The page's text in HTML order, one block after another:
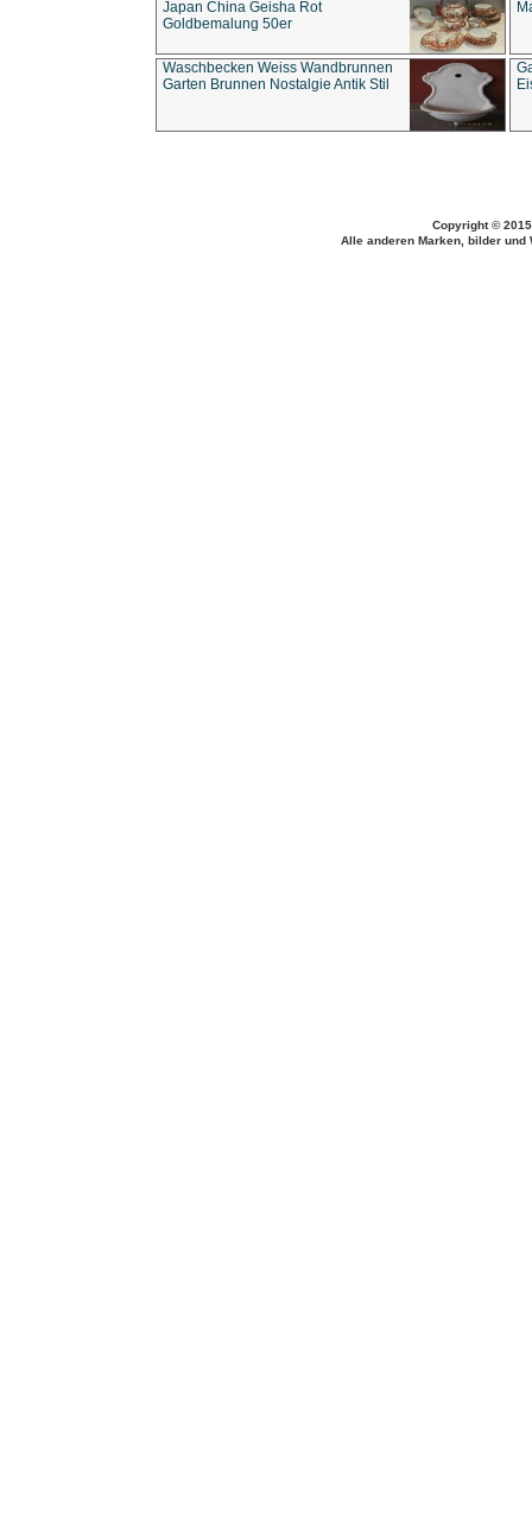
Japan China Geisha Rot
Goldbemalung 50er
Waschbecken Weiss Wandbrunnen
Garten Brunnen Nostalgie Antik Stil
Copyright ©
Alle anderen Marken, bilder und